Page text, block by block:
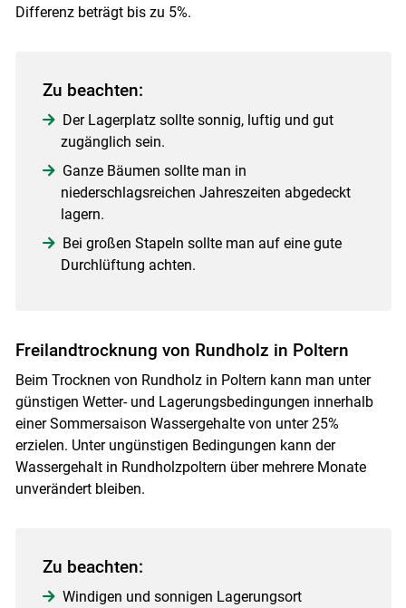
Differenz beträgt bis zu 5%.
Zu beachten:
Der Lagerplatz sollte sonnig, luftig und gut
zugänglich sein.
Ganze Bäumen sollte man in
niederschlagsreichen Jahreszeiten abgedeckt
lagern.
Bei großen Stapeln sollte man auf eine gute
Durchlüftung achten.
Freilandtrocknung von Rundholz in Poltern
Beim Trocknen von Rundholz in Poltern kann man unter
günstigen Wetter- und Lagerungsbedingungen innerhalb
einer Sommersaison Wassergehalte von unter 25%
erzielen. Unter ungünstigen Bedingungen kann der
Wassergehalt in Rundholzpoltern über mehrere Monate
unverändert bleiben.
Zu beachten:
Windigen und sonnigen Lagerungsort